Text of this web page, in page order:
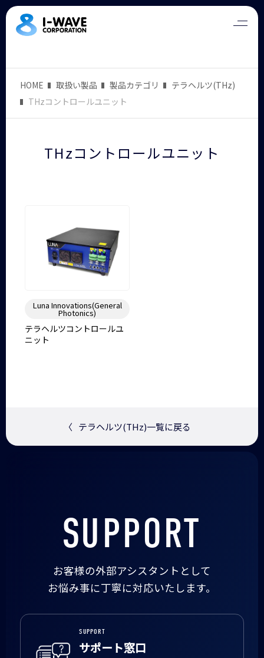
HOME 取扱い製品 製品カテゴリ
テラヘルツ(THz)
THzコントロールユニット
THzコントロールユニット
Luna Innovations(General
Photonics)
テラヘルツコントロールユ
ニット
〈 テラヘルツ(THz)一覧に戻る
SUPPORT
お客様の外部アシスタントとして
お悩み事に丁寧に対応いたします。
SUPPORT
サポート窓口